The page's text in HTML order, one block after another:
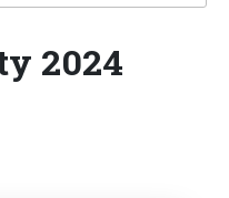
2024